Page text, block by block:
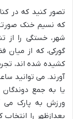
تصور کنید که در
که نسیم خنک
شهر، خستگی را از
گورکی، که از میان
کشیده شده اند،
آورند. می توانید
یا به جمع
ورزش به پارک می
بعدازظهر را انتخاب